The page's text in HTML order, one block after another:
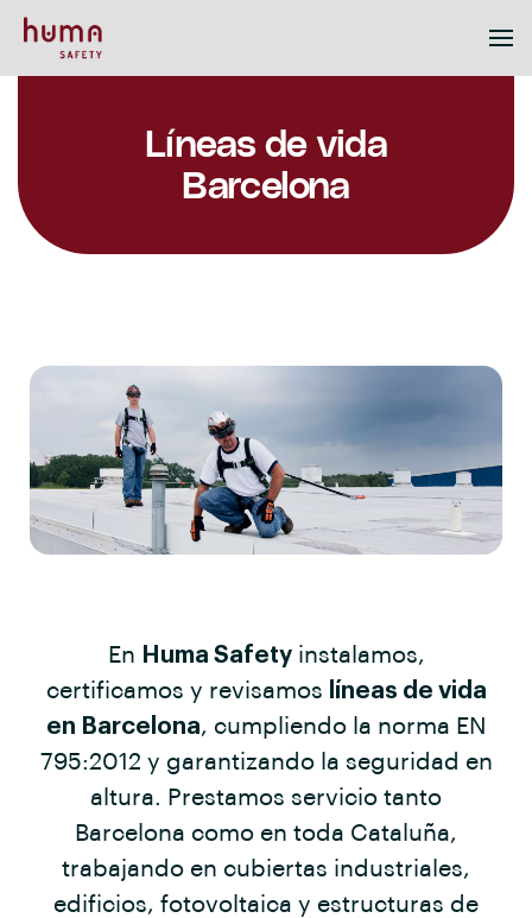
Líneas de vida
Barcelona
En Huma Safetyinstalamos,
certificamos y revisamos líneas de vida
en Barcelona, cumpliendo la norma EN
795:2012 y garantizando la seguridad en
altura. Prestamos servicio tanto
Barcelona como en toda Cataluña,
trabajando en cubiertas industriales,
edificios, fotovoltaica y estructuras de